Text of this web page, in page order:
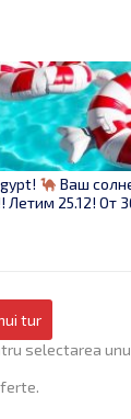
Ваш
Летим 25.12! От
tur
selectarea